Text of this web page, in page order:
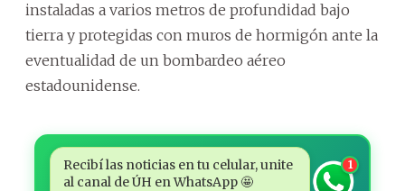
instaladas a varios metros de profundidad bajo
tierra y protegidas con muros de hormigón ante la
eventualidad de un bombardeo aéreo
estadounidense.
Recibí las noticias en tu celular, unite
al canal de ÚH en WhatsApp 🤩
1